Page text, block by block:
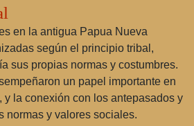
en la antigua Papua Nueva
según el principio tribal,
sus propias normas y costumbres.
un papel importante en
y la conexión con los antepasados y
normas y valores sociales.